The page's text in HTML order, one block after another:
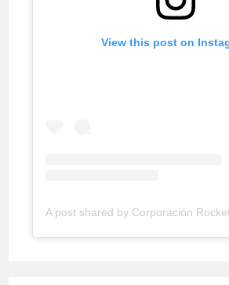
View this post on